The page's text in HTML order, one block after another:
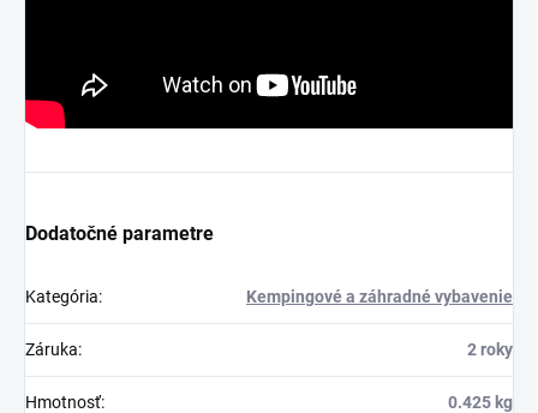
Dodatočné parametre
Kategória: Kempingové a záhradné vybavenie
Záruka: 2 roky
Hmotnosť: 0.425 kg